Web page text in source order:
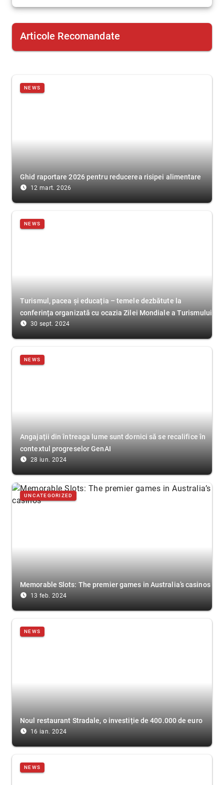
Articole Recomandate
NEWS
Ghid raportare 2026 pentru reducerea risipei alimentare
access_time_filled 12 mart. 2026
NEWS
Turismul, pacea și educația – temele dezbătute la
conferința organizată cu ocazia Zilei Mondiale a Turismului
access_time_filled 30 sept. 2024
NEWS
Angajații din întreaga lume sunt dornici să se recalifice în
contextul progreselor GenAI
access_time_filled 28 iun. 2024
UNCATEGORIZED
Memorable Slots: The premier games in Australia’s casinos
access_time_filled 13 feb. 2024
NEWS
Noul restaurant Stradale, o investiție de 400.000 de euro
access_time_filled 16 ian. 2024
NEWS